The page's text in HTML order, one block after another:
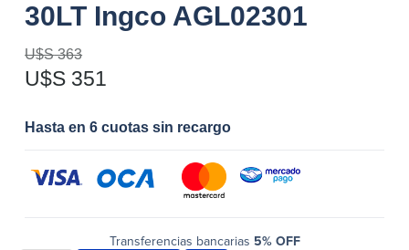
30LT Ingco AGL02301
U$S363
U$S 351
Hasta en 6 cuotas sin recargo
Transferencias bancarias 5% OFF